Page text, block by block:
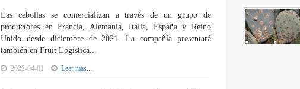
Las cebollas se comercializan a través de un grupo de
productores en Francia, Alemania, Italia, España y Reino
Unido desde diciembre de 2021. La compañía presentará
también en Fruit Logistica...
2022-04-01 Leer mas...